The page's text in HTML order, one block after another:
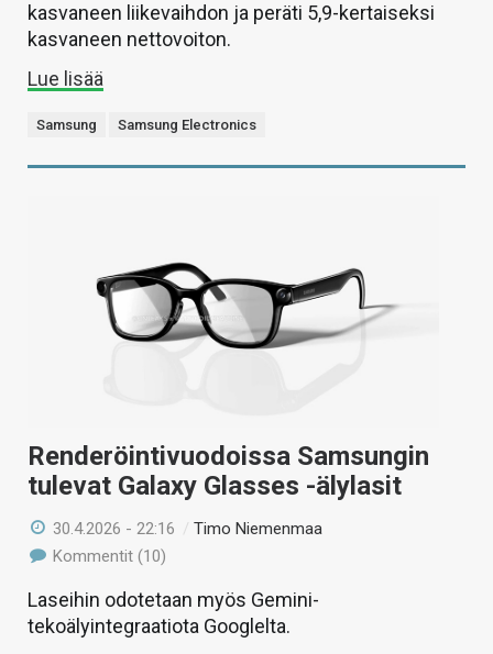
kasvaneen liikevaihdon ja peräti 5,9-kertaiseksi
kasvaneen nettovoiton.
Lue lisää
Samsung Samsung Electronics
Renderöintivuodoissa Samsungin
tulevat Galaxy Glasses -älylasit
30.4.2026 - 22:16 /Timo Niemenmaa
Kommentit (10)
Laseihin odotetaan myös Gemini-
tekoälyintegraatiota Googlelta.